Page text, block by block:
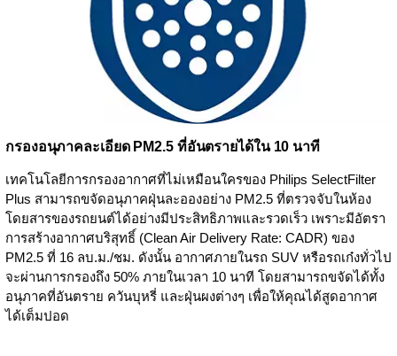
กรองอนุภาคละเอียด PM2.5 ที่อันตรายได้ใน 10 นาที
เทคโนโลยีการกรองอากาศที่ไม่เหมือนใครของ Philips SelectFilter
Plus สามารถขจัดอนุภาคฝุ่นละอองอย่าง PM2.5 ที่ตรวจจับในห้อง
โดยสารของรถยนต์ได้อย่างมีประสิทธิภาพและรวดเร็ว เพราะมีอัตรา
การสร้างอากาศบริสุทธิ์ (Clean Air Delivery Rate: CADR) ของ
PM2.5 ที่ 16 ลบ.ม./ชม. ดังนั้น อากาศภายในรถ SUV หรือรถเก๋งทั่วไป
จะผ่านการกรองถึง 50% ภายในเวลา 10 นาที โดยสามารถขจัดได้ทั้ง
อนุภาคที่อันตราย ควันบุหรี่ และฝุ่นผงต่างๆ เพื่อให้คุณได้สูดอากาศ
ได้เต็มปอด